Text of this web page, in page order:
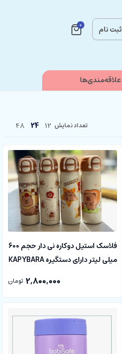
ثبت نام 0
علاقه‌مندی‌ها
تعداد نمایش 12
24
48
فلاسک استیل دوکاره نی دار حجم 600
میلی لیتر دارای دستگیره KAPYBARA
2,800,000 تومان